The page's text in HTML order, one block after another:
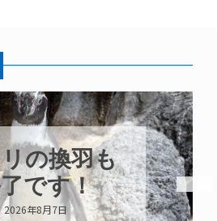
の換羽も
です！
2026年8月7日